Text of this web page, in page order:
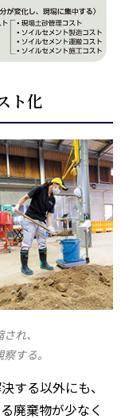
ト化
れ、
する。
する以外にも、
廃棄物が少なく